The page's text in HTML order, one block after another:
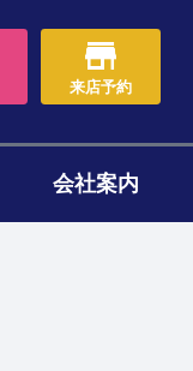
来店予約
会社案内